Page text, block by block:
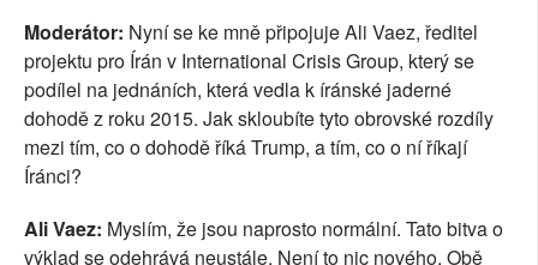
Moderátor: Nyní se ke mně připojuje Ali Vaez, ředitel
projektu pro Írán v International Crisis Group, který se
podílel na jednáních, která vedla k íránské jaderné
dohodě z roku 2015. Jak skloubíte tyto obrovské rozdíly
mezi tím, co o dohodě říká Trump, a tím, co o ní říkají
Íránci?
Ali Vaez: Myslím, že jsou naprosto normální. Tato bitva o
výklad se odehrává neustále. Není to nic nového. Obě